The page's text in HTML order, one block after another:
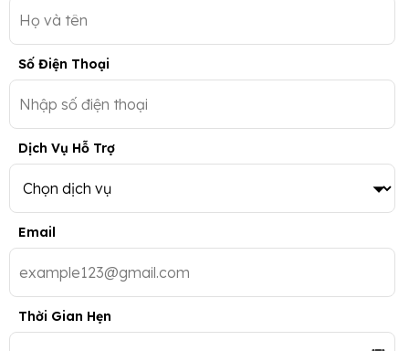
Số Điện Thoại
Dịch Vụ Hỗ Trợ
Email
Thời Gian Hẹn